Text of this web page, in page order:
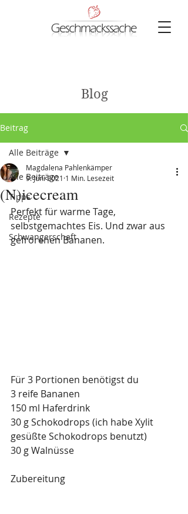
Blog
Beitrag
Alle Beiträge
Tipps
Rezepte
Schwangerschaft
Alle Beiträge
(N)icecream
Magdalena Pahlenkämper
9. Juni 2021 1 Min. Lesezeit
Perfekt für warme Tage,
selbstgemachtes Eis. Und zwar aus
gefrorenen Bananen.
Für 3 Portionen benötigst du
3 reife Bananen
150 ml Haferdrink
30 g Schokodrops (ich habe Xylit
gesüßte Schokodrops benutzt)
30 g Walnüsse
Zubereitung